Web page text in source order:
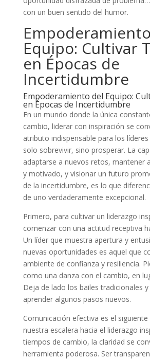
con un buen sentido del humor.
Equipo: Cultivar
en Épocas de
Incertidumbre
Empoderamiento del Equipo:
en Épocas de Incertidumbre
En un mundo donde la única
cambio, liderar con inspiración se
atributo indispensable para los
solo sobrevivir, sino prosperar. La
adaptarse a nuevos retos, mantener
y motivado, y visionar un futuro
de la incertidumbre, es lo que
de uno verdaderamente excepcional.
Primero, para cultivar un liderazgo
comenzar con una actitud receptiva
Un líder que muestra apertura y
nuevas oportunidades es aquel que
ambiente de confianza y resiliencia.
como una danza con el cambio, en
Deja de lado los bailes tradicionales
aprender algunos pasos nuevos.
Comunicación efectiva es el
nuestra escalera hacia el liderazgo
tiempos de cambio, la claridad se
herramienta poderosa. Ser